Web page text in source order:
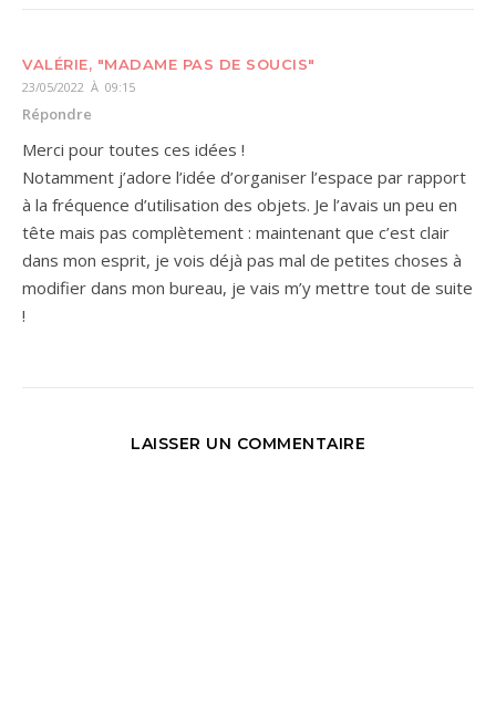
VALÉRIE, "MADAME PAS DE SOUCIS"
23/05/2022 À 09:15
Répondre
Merci pour toutes ces idées !
Notamment j’adore l’idée d’organiser l’espace par rapport
à la fréquence d’utilisation des objets. Je l’avais un peu en
tête mais pas complètement : maintenant que c’est clair
dans mon esprit, je vois déjà pas mal de petites choses à
modifier dans mon bureau, je vais m’y mettre tout de suite
!
LAISSER UN COMMENTAIRE